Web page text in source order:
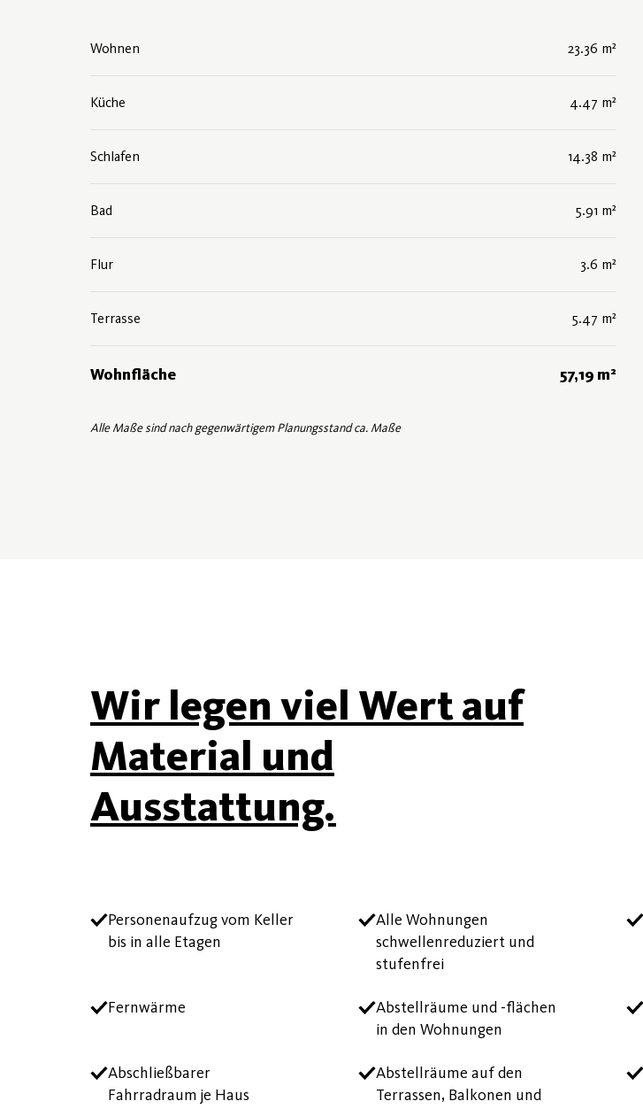
Wohnen 23.36 m²
Küche 4.47 m²
Schlafen 14.38 m²
Bad 5.91 m²
Flur 3.6 m²
Terrasse 5.47 m²
Wohnfläche 57,19 m²
Alle Maße sind nach gegenwärtigem Planungsstand ca. Maße
Wir legen viel Wert auf
Material und
Ausstattung.
Personenaufzug vom Keller
bis in alle Etagen
Alle Wohnungen
schwellenreduziert und
stufenfrei
Fernwärme
Abstellräume und -flächen
in den Wohnungen
Abschließbarer
Fahrradraum je Haus
Abstellräume auf den
Terrassen, Balkonen und